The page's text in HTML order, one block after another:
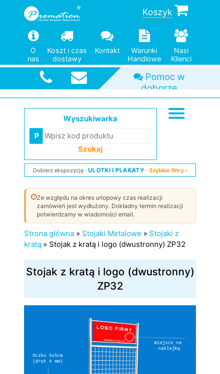
O
nas
Koszt i czas
dostawy
Kontakt
Warunki
Handlowe
Nasi
Klienci
Koszyk
Szybka
wysyłka
Wyszukiwarka
Szukaj
Dobierz ekspozycję ULOTKI I PLAKATY Szybkie filtry ›
Ze względu na okres urlopowy czas realizacji
zamówień jest wydłużony. Dokładny termin realizacji
potwierdzamy w wiadomości email.
Strona główna » Stojaki Metalowe » Stojaki z
kratą » Stojak z kratą i logo (dwustronny) ZP32
Stojak z kratą i logo (dwustronny)
ZP32